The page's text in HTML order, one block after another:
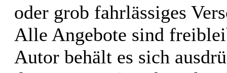
oder grob fahrlässiges
Alle Angebote sind
Autor behält es sich